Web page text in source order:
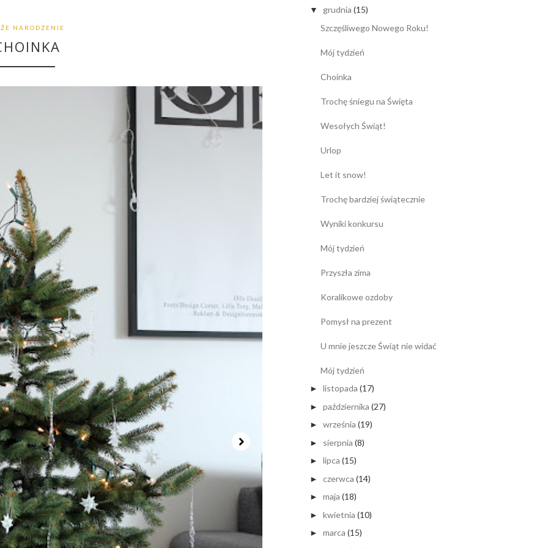
NARODZENIE
▼ grudnia (15)
Szczęśliwego Nowego Roku!
Mój tydzień
Choinka
Trochę śniegu na Święta
Wesołych Świąt!
Urlop
Let it snow!
Trochę bardziej świątecznie
Wyniki konkursu
Mój tydzień
Przyszła zima
Koralikowe ozdoby
Pomysł na prezent
U mnie jeszcze Świąt nie widać
Mój tydzień
► listopada (17)
► października (27)
► września (19)
► sierpnia (8)
► lipca (15)
► czerwca (14)
► maja (18)
► kwietnia (10)
► marca (15)